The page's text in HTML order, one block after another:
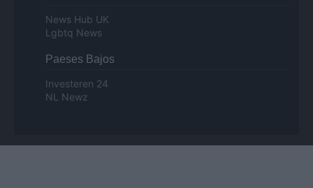
News Hub UK
Lgbtq News
Paeses Bajos
Investeren 24
NL Newz